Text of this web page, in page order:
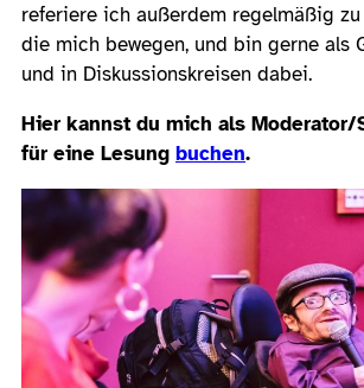
referiere ich außerdem regelmäßig zu
die mich bewegen, und bin gerne als
und in Diskussionskreisen dabei.
Hier kannst du mich als Moderator/
für eine Lesung buchen.